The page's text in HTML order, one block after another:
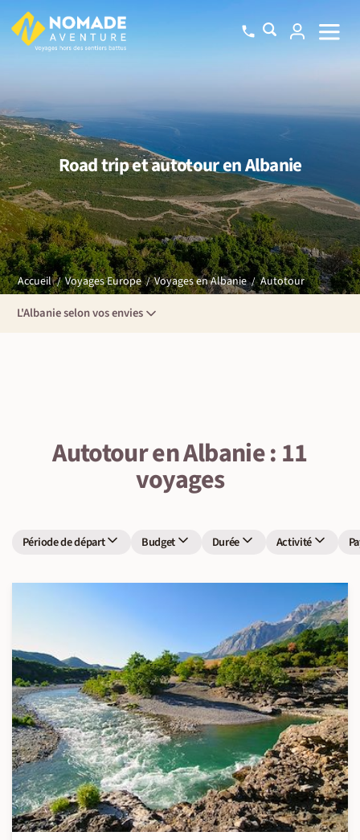
Road trip et autotour en Albanie
Accueil Voyages Europe Voyages en Albanie Autotour
L'Albanie selon vos envies
Autotour en Albanie : 11
voyages
Période de départ Budget Durée Activité